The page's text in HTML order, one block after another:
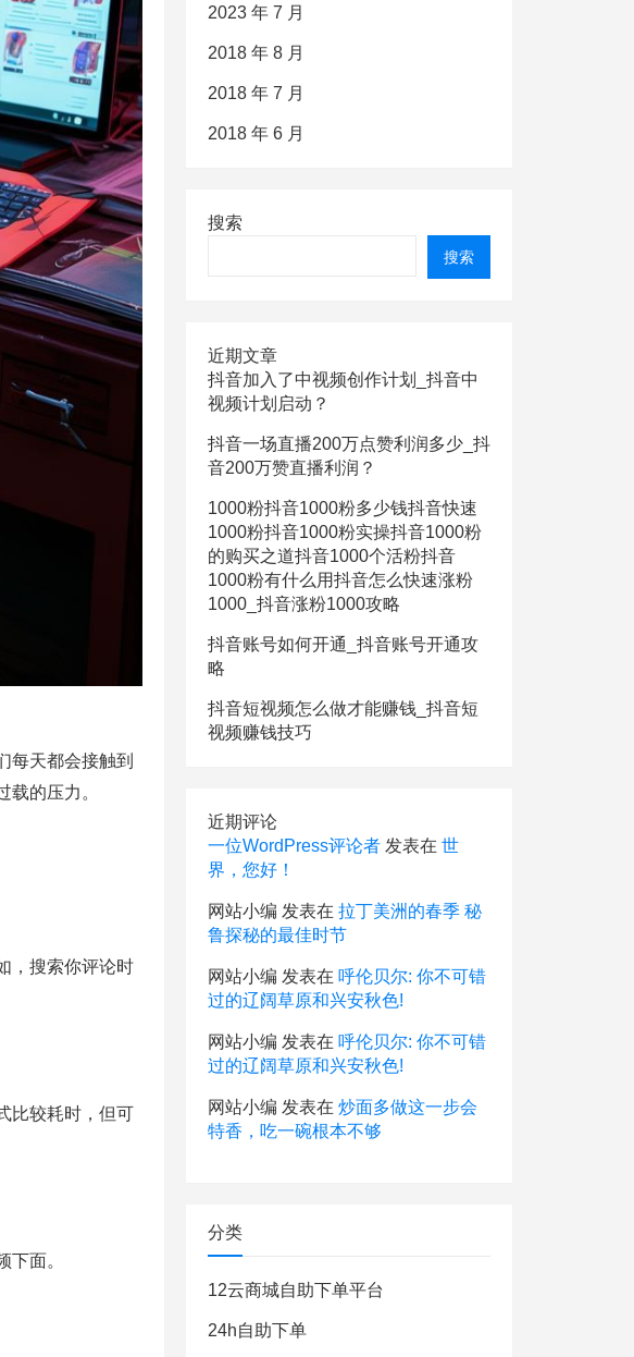
每天都会接触到
的压力。
，搜索你评论时
比较耗时，但可
下面。
2023 年 7 月
2018 年 8 月
2018 年 7 月
2018 年 6 月
搜索
搜索
近期文章
抖音加入了中视频创作计划_抖音中
视频计划启动？
抖音一场直播200万点赞利润多少_抖
音200万赞直播利润？
1000粉抖音1000粉多少钱抖音快速
1000粉抖音1000粉实操抖音1000粉
的购买之道抖音1000个活粉抖音
1000粉有什么用抖音怎么快速涨粉
1000_抖音涨粉1000攻略
抖音账号如何开通_抖音账号开通攻
略
抖音短视频怎么做才能赚钱_抖音短
视频赚钱技巧
近期评论
一位WordPress评论者 发表在 世
界，您好！
网站小编 发表在 拉丁美洲的春季 秘
鲁探秘的最佳时节
网站小编 发表在 呼伦贝尔: 你不可错
过的辽阔草原和兴安秋色!
网站小编 发表在 呼伦贝尔: 你不可错
过的辽阔草原和兴安秋色!
网站小编 发表在 炒面多做这一步会
特香，吃一碗根本不够
分类
12云商城自助下单平台
24h自助下单